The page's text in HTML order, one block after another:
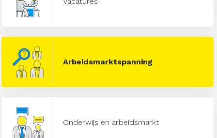
Arbeidsmarktspanning
Onderwijs en arbeidsmarkt